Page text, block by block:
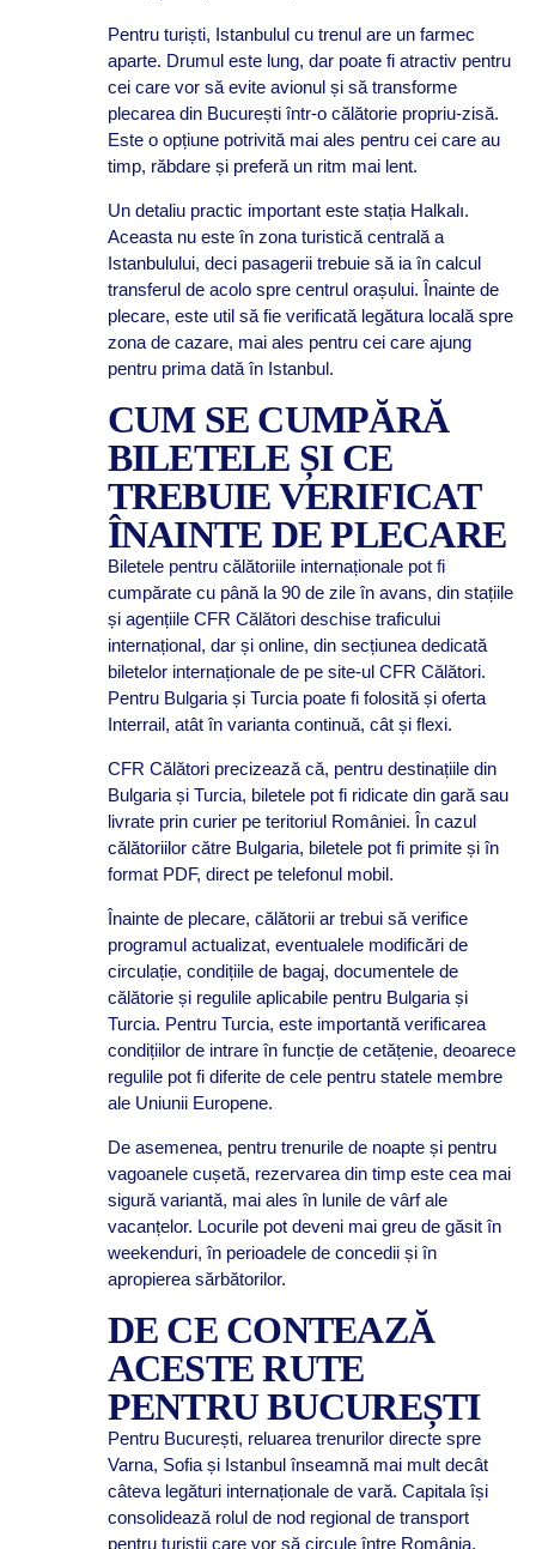
Pentru turiști, Istanbulul cu trenul are un farmec
aparte. Drumul este lung, dar poate fi atractiv pentru
cei care vor să evite avionul și să transforme
plecarea din București într-o călătorie propriu-zisă.
Este o opțiune potrivită mai ales pentru cei care au
timp, răbdare și preferă un ritm mai lent.
Un detaliu practic important este stația Halkalı.
Aceasta nu este în zona turistică centrală a
Istanbulului, deci pasagerii trebuie să ia în calcul
transferul de acolo spre centrul orașului. Înainte de
plecare, este util să fie verificată legătura locală spre
zona de cazare, mai ales pentru cei care ajung
pentru prima dată în Istanbul.
CUM SE CUMPĂRĂ
BILETELE ȘI CE
TREBUIE VERIFICAT
ÎNAINTE DE PLECARE
Biletele pentru călătoriile internaționale pot fi
cumpărate cu până la 90 de zile în avans, din stațiile
și agențiile CFR Călători deschise traficului
internațional, dar și online, din secțiunea dedicată
biletelor internaționale de pe site-ul CFR Călători.
Pentru Bulgaria și Turcia poate fi folosită și oferta
Interrail, atât în varianta continuă, cât și flexi.
CFR Călători precizează că, pentru destinațiile din
Bulgaria și Turcia, biletele pot fi ridicate din gară sau
livrate prin curier pe teritoriul României. În cazul
călătoriilor către Bulgaria, biletele pot fi primite și în
format PDF, direct pe telefonul mobil.
Înainte de plecare, călătorii ar trebui să verifice
programul actualizat, eventualele modificări de
circulație, condițiile de bagaj, documentele de
călătorie și regulile aplicabile pentru Bulgaria și
Turcia. Pentru Turcia, este importantă verificarea
condițiilor de intrare în funcție de cetățenie, deoarece
regulile pot fi diferite de cele pentru statele membre
ale Uniunii Europene.
De asemenea, pentru trenurile de noapte și pentru
vagoanele cușetă, rezervarea din timp este cea mai
sigură variantă, mai ales în lunile de vârf ale
vacanțelor. Locurile pot deveni mai greu de găsit în
weekenduri, în perioadele de concedii și în
apropierea sărbătorilor.
DE CE CONTEAZĂ
ACESTE RUTE
PENTRU BUCUREȘTI
Pentru București, reluarea trenurilor directe spre
Varna, Sofia și Istanbul înseamnă mai mult decât
câteva legături internaționale de vară. Capitala își
consolidează rolul de nod regional de transport
pentru turiștii care vor să circule între România,